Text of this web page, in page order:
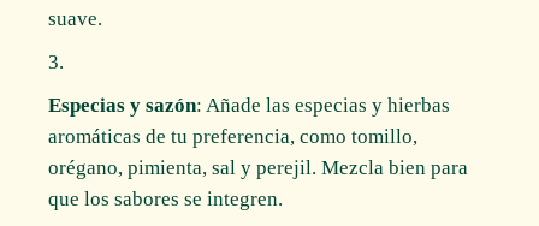
suave.
Especias y sazón: Añade las especias y hierbas
aromáticas de tu preferencia, como tomillo,
orégano, pimienta, sal y perejil. Mezcla bien para
que los sabores se integren.